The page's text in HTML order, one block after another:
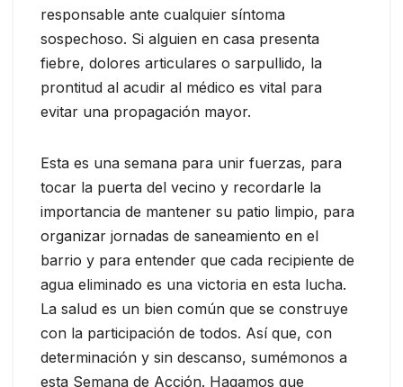
responsable ante cualquier síntoma
sospechoso. Si alguien en casa presenta
fiebre, dolores articulares o sarpullido, la
prontitud al acudir al médico es vital para
evitar una propagación mayor.
Esta es una semana para unir fuerzas, para
tocar la puerta del vecino y recordarle la
importancia de mantener su patio limpio, para
organizar jornadas de saneamiento en el
barrio y para entender que cada recipiente de
agua eliminado es una victoria en esta lucha.
La salud es un bien común que se construye
con la participación de todos. Así que, con
determinación y sin descanso, sumémonos a
esta Semana de Acción. Hagamos que